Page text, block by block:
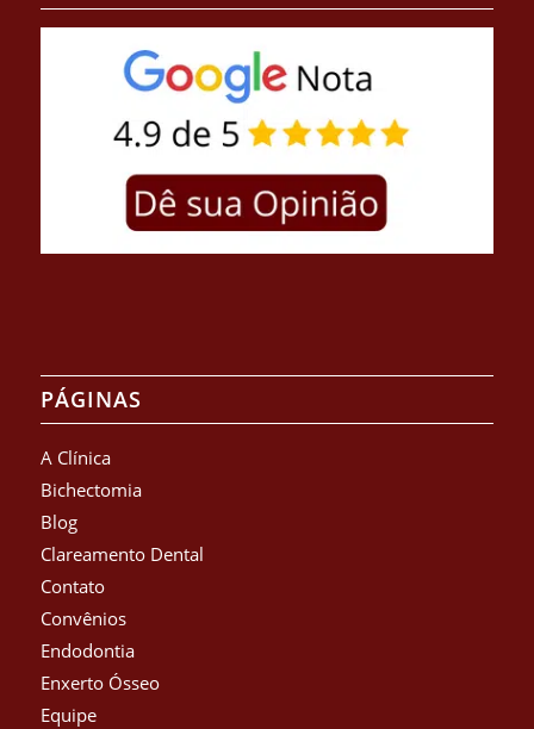
PÁGINAS
A Clínica
Bichectomia
Blog
Clareamento Dental
Contato
Convênios
Endodontia
Enxerto Ósseo
Equipe